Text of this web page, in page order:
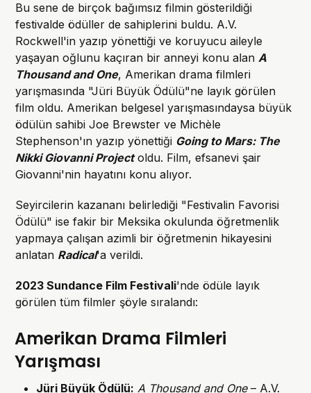
Bu sene de birçok bağımsız filmin gösterildiği
festivalde ödüller de sahiplerini buldu. A.V.
Rockwell'in yazıp yönettiği ve koruyucu aileyle
yaşayan oğlunu kaçıran bir anneyi konu alanA
Thousand and One, Amerikan drama filmleri
yarışmasında "Jüri Büyük Ödülü"ne layık görülen
film oldu. Amerikan belgesel yarışmasındaysa büyük
ödülün sahibi Joe Brewster ve Michèle
Stephenson'ın yazıp yönettiği Going to Mars: The
Nikki Giovanni Projectoldu. Film, efsanevi şair
Giovanni'nin hayatını konu alıyor.
Seyircilerin kazananı belirlediği "Festivalin Favorisi
Ödülü" ise fakir bir Meksika okulunda öğretmenlik
yapmaya çalışan azimli bir öğretmenin hikayesini
anlatan Radical'a verildi.
2023 Sundance Film Festivali'nde ödüle layık
görülen tüm filmler şöyle sıralandı:
Amerikan Drama Filmleri
Yarışması
Jüri Büyük Ödülü: A Thousand and One– A.V.